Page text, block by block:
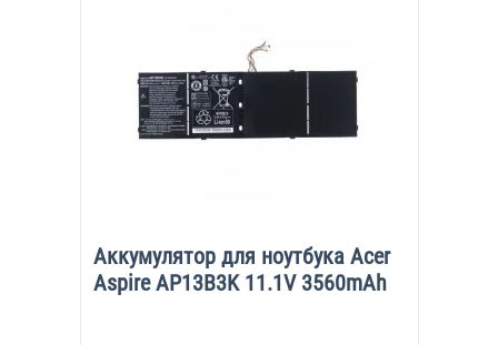
Аккумулятор для ноутбука Acer
Aspire AP13B3K 11.1V 3560mAh